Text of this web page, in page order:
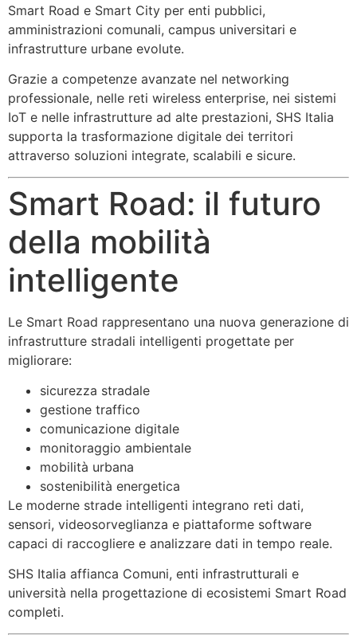
Smart Road e Smart City per enti pubblici,
amministrazioni comunali, campus universitari e
infrastrutture urbane evolute.
Grazie a competenze avanzate nel networking
professionale, nelle reti wireless enterprise, nei sistemi
IoT e nelle infrastrutture ad alte prestazioni, SHS Italia
supporta la trasformazione digitale dei territori
attraverso soluzioni integrate, scalabili e sicure.
Smart Road: il futuro
della mobilità
intelligente
Le Smart Road rappresentano una nuova generazione di
infrastrutture stradali intelligenti progettate per
migliorare:
sicurezza stradale
gestione traffico
comunicazione digitale
monitoraggio ambientale
mobilità urbana
sostenibilità energetica
Le moderne strade intelligenti integrano reti dati,
sensori, videosorveglianza e piattaforme software
capaci di raccogliere e analizzare dati in tempo reale.
SHS Italia affianca Comuni, enti infrastrutturali e
università nella progettazione di ecosistemi Smart Road
completi.